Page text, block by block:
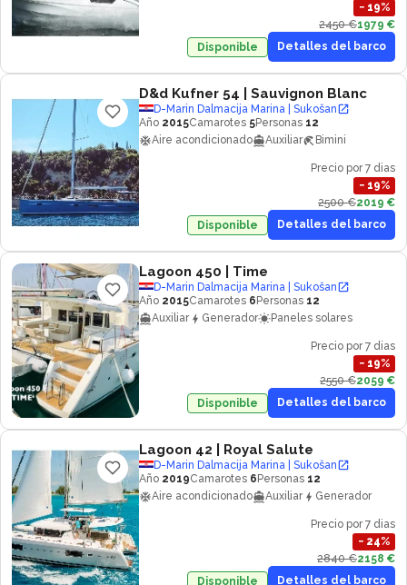
− 19%
2450 €1979 €
Disponible
Detalles del barco
D&d Kufner 54 | Sauvignon Blanc
D-Marin Dalmacija Marina | Sukošan
Año 2015Camarotes 5Personas 12
Aire acondicionado
Auxiliar Bimini
Precio por 7 dias
− 19%
2500 €2019 €
Disponible
Detalles del barco
Lagoon 450 | Time
D-Marin Dalmacija Marina | Sukošan
Año 2015Camarotes 6 Personas 12
Auxiliar
Generador Paneles solares
Precio por 7 dias
− 19%
2550 €2059 €
Disponible
Detalles del barco
Lagoon 42 | Royal Salute
D-Marin Dalmacija Marina | Sukošan
Año 2019Camarotes 6 Personas 12
Aire acondicionado
Auxiliar Generador
Precio por 7 dias
− 24%
2840 €2158 €
Disponible
Detalles del barco